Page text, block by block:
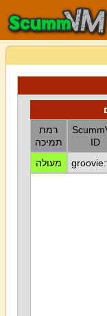
ID
רמת
תמיכה
מעולה